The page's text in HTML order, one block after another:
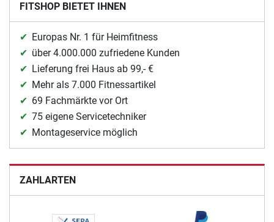
FITSHOP BIETET IHNEN
Europas Nr. 1 für Heimfitness
über 4.000.000 zufriedene Kunden
Lieferung frei Haus ab 99,- €
Mehr als 7.000 Fitnessartikel
69 Fachmärkte vor Ort
75 eigene Servicetechniker
Montageservice möglich
ZAHLARTEN